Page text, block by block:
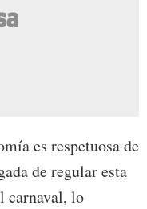
es respetuosa de
de regular esta
carnaval, lo